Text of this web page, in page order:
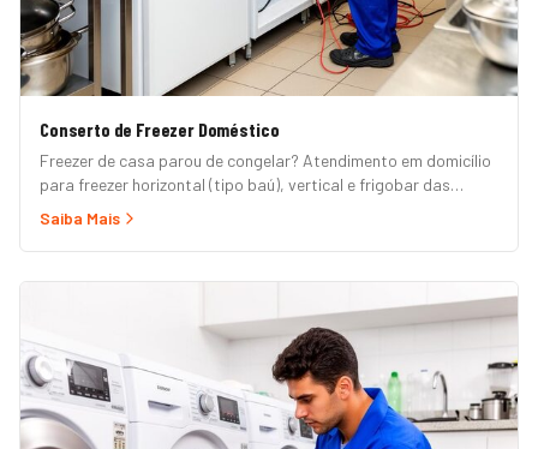
Conserto de Freezer Doméstico
Freezer de casa parou de congelar? Atendimento em domicílio
para freezer horizontal (tipo baú), vertical e frigobar das
marcas Brastemp, Consul, Electrolux, Esmaltec, Philco e
de restaurante, padaria ou mercado, veja nossa página de
Freezer Comercial.)
Saiba Mais